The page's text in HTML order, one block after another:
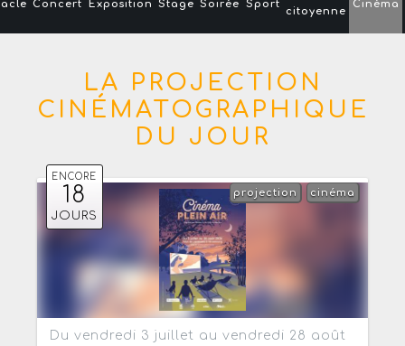
Concert Exposition Stage Soirée Sport
citoyenne
Cinéma
LA PROJECTION
CINÉMATOGRAPHIQUE
DU JOUR
ENCORE
18
JOURS
cinéma
projection
Du vendredi 3 juillet au vendredi 28 août